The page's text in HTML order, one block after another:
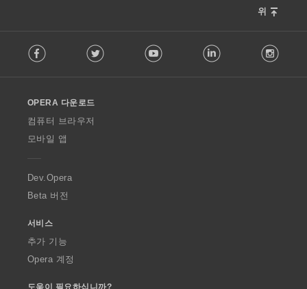
위
o
w
O
p
a
Facebook Twitter Youtube LinkedIn
OPERA 다운로드
컴퓨터 브라우저
모바일 앱
Dev.Opera
Beta 버전
서비스
추가 기능
Opera 계정
도움이 필요하십니까?